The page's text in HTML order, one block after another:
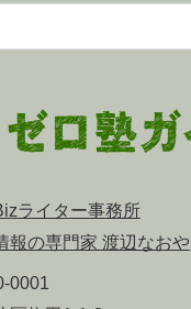
ライター事務所
報の専門家 渡辺なおや
0001